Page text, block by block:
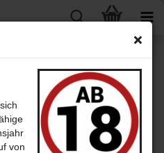
von
»
Letzter »
Cask mit 62,9% Sin­gle Malt